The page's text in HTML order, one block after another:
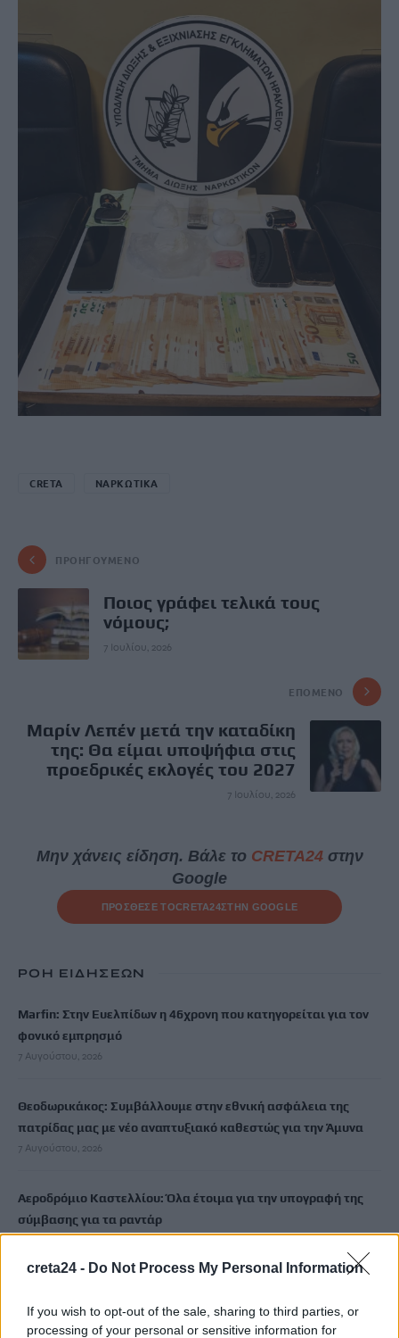
creta24 - Do Not Process My Personal Information
If you wish to opt-out of the sale, sharing to third parties, or
processing of your personal or sensitive information for
CRETA ΝΑΡΚΩΤΙΚΑ
ΠΡΟΗΓΟΎΜΕΝΟ
Ποιος γράφει τελικά τους
νόμους;
7 Ιουλίου, 2026
ΕΠΌΜΕΝΟ
Μαρίν Λεπέν μετά την καταδίκη
της: Θα είμαι υποψήφια στις
προεδρικές εκλογές του 2027
7 Ιουλίου, 2026
Μην χάνεις είδηση. Βάλε το CRETA24στην
Google
ΠΡΟΣΘΕΣΕ ΤΟCRETA24ΣΤΗΝ GOOGLE
ΡΟΗ ΕΙΔΗΣΕΩΝ
Marfin: Στην Ευελπίδων η 46χρονη που κατηγορείται για τον
φονικό εμπρησμό
7 Αυγούστου, 2026
Θεοδωρικάκος: Συμβάλλουμε στην εθνική ασφάλεια της
πατρίδας μας με νέο αναπτυξιακό καθεστώς για την Άμυνα
7 Αυγούστου, 2026
Αεροδρόμιο Καστελλίου: Όλα έτοιμα για την υπογραφή της
σύμβασης για τα ραντάρ
εκατομμυρίου
7 Αυγούστου, 2026